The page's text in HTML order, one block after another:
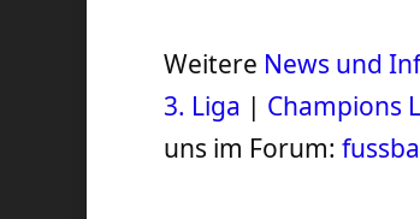
Weitere News und
3. Liga | Champions
uns im Forum: